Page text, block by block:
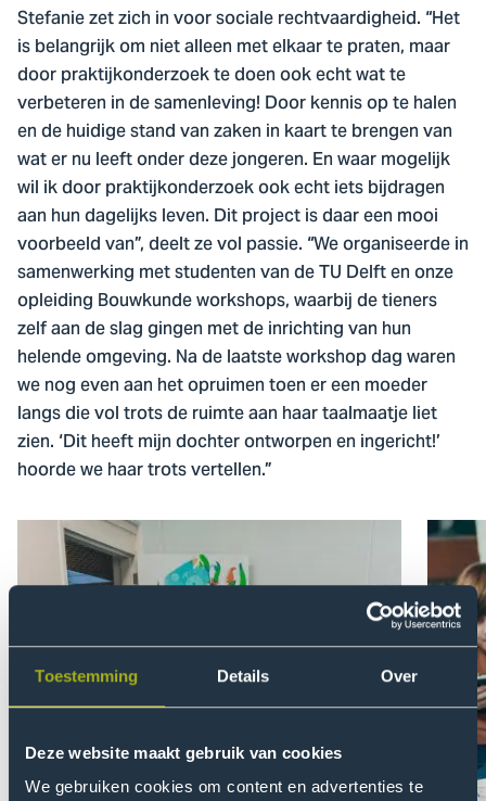
Toestemming Details Over
Deze website maakt gebruik van cookies
We gebruiken cookies om content en advertenties te
Stefanie zet zich in voor sociale rechtvaardigheid. “Het
is belangrijk om niet alleen met elkaar te praten, maar
door praktijkonderzoek te doen ook echt wat te
verbeteren in de samenleving! Door kennis op te halen
en de huidige stand van zaken in kaart te brengen van
wat er nu leeft onder deze jongeren. En waar mogelijk
wil ik door praktijkonderzoek ook echt iets bijdragen
aan hun dagelijks leven. Dit project is daar een mooi
voorbeeld van”, deelt ze vol passie. “We organiseerde in
samenwerking met studenten van de TU Delft en onze
opleiding Bouwkunde workshops, waarbij de tieners
zelf aan de slag gingen met de inrichting van hun
helende omgeving. Na de laatste workshop dag waren
we nog even aan het opruimen toen er een moeder
langs die vol trots de ruimte aan haar taalmaatje liet
zien. ‘Dit heeft mijn dochter ontworpen en ingericht!’
hoorde we haar trots vertellen.”